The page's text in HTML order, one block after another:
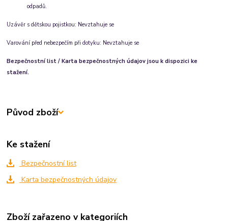
odpadů.
Uzávěr s dětskou pojistkou: Nevztahuje se
Varování před nebezpečím při dotyku: Nevztahuje se
Bezpečnostní list / Karta bezpečnostných údajov jsou k dispozici ke
stažení.
Původ zboží
Ke stažení
Bezpečnostní list
Karta bezpečnostných údajov
Zboží zařazeno v kategoriích